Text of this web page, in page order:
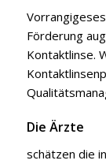
Förderung
Kontaktlinse.
Die Ärzte
schätzen die